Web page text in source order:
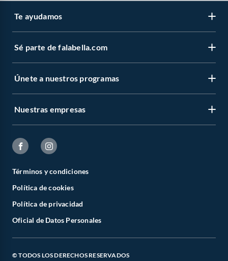
Te ayudamos
Sé parte de falabella.com
Únete a nuestros programas
Nuestras empresas
Términos y condiciones
Política de cookies
Política de privacidad
Oficial de Datos Personales
© TODOS LOS DERECHOS RESERVADOS